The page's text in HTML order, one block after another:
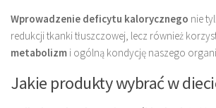
Wprowadzenie deficytu kalorycznego nie
redukcji tkanki tłuszczowej, lecz również
metabolizm i ogólną kondycję naszego
Jakie produkty wybrać w